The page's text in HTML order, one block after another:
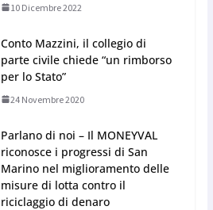
10 Dicembre 2022
Conto Mazzini, il collegio di
parte civile chiede “un rimborso
per lo Stato”
24 Novembre 2020
Parlano di noi – Il MONEYVAL
riconosce i progressi di San
Marino nel miglioramento delle
misure di lotta contro il
riciclaggio di denaro